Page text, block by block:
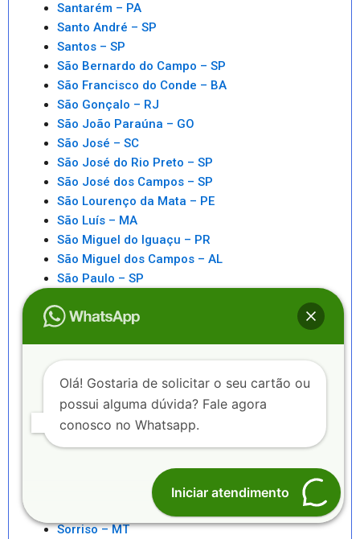
Santarém – PA
Santo André – SP
Santos – SP
São Bernardo do Campo – SP
São Francisco do Conde – BA
São Gonçalo – RJ
São João Paraúna – GO
São José – SC
São José do Rio Preto – SP
São José dos Campos – SP
São Lourenço da Mata – PE
São Luís – MA
São Miguel do Iguaçu – PR
São Miguel dos Campos – AL
São Paulo – SP
São Sebastiao – SP
Senhor do Bonfim – BA
Serra – ES
Serrinha – BA
Sete Lagoas – MG
Sorriso – MT
Olá! Gostaria de solicitar o seu cartão ou
possui alguma dúvida? Fale agora
conosco no Whatsapp.
Iniciar atendimento